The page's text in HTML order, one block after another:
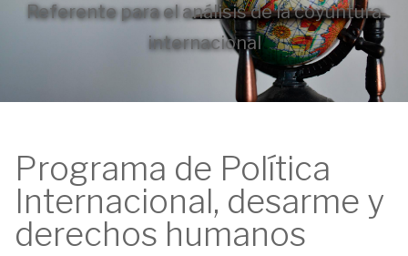
Referente para el análisis de la coyuntura
internacional
Programa de Política
Internacional, desarme y
derechos humanos